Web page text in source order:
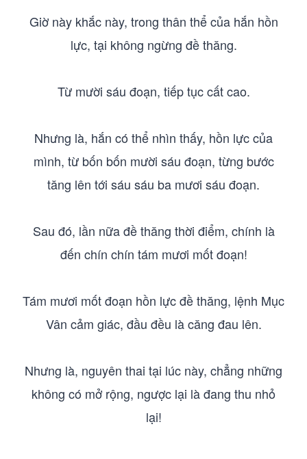
Giờ này khắc này, trong thân thể của hắn hồn
lực, tại không ngừng đề thăng.
Từ mười sáu đoạn, tiếp tục cất cao.
Nhưng là, hắn có thể nhìn thấy, hồn lực của
mình, từ bốn bốn mười sáu đoạn, từng bước
tăng lên tới sáu sáu ba mươi sáu đoạn.
Sau đó, lần nữa đề thăng thời điểm, chính là
đến chín chín tám mươi mốt đoạn!
Tám mươi mốt đoạn hồn lực đề thăng, lệnh Mục
Vân cảm giác, đầu đều là căng đau lên.
Nhưng là, nguyên thai tại lúc này, chẳng những
không có mở rộng, ngược lại là đang thu nhỏ
lại!